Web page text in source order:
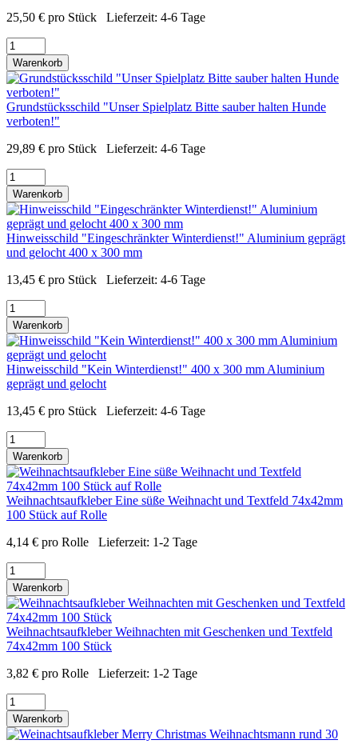
25,50 € pro Stück Lieferzeit: 4-6 Tage
Warenkorb
Grundstücksschild "Unser Spielplatz Bitte sauber halten Hunde
verboten!"
29,89 € pro Stück Lieferzeit: 4-6 Tage
Warenkorb
Hinweisschild "Eingeschränkter Winterdienst!" Aluminium geprägt
und gelocht 400 x 300 mm
13,45 € pro Stück Lieferzeit: 4-6 Tage
Warenkorb
Hinweisschild "Kein Winterdienst!" 400 x 300 mm Aluminium
geprägt und gelocht
13,45 € pro Stück Lieferzeit: 4-6 Tage
Warenkorb
Weihnachtsaufkleber Eine süße Weihnacht und Textfeld 74x42mm
100 Stück auf Rolle
4,14 € pro Rolle Lieferzeit: 1-2 Tage
Warenkorb
Weihnachtsaufkleber Weihnachten mit Geschenken und Textfeld
74x42mm 100 Stück
3,82 € pro Rolle Lieferzeit: 1-2 Tage
Warenkorb